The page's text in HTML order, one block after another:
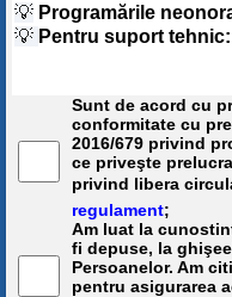
💡 Programările
💡 Pentru suport
Sunt de acord cu
conformitate cu
2016/679 privind
ce priveşte
privind libera
regulament;
Am luat la
fi depuse, la
Persoanelor. Am
pentru asigurarea